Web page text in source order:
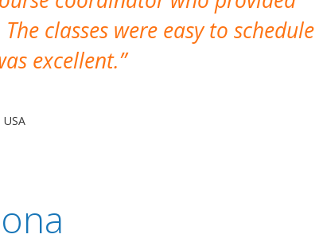
classes were easy to schedule
excellent.